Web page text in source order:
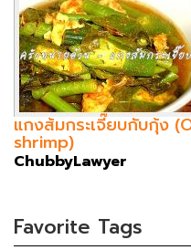
แกงส้มกระเจี๊ยบกับกุ้ง
shrimp)
ChubbyLawyer
Favorite Tags